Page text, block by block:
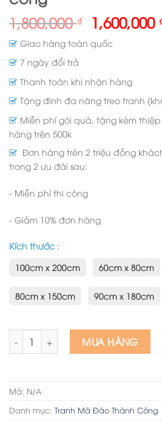
1,800,000₫ 1,600,000
Giao hàng toàn quốc
7 ngày đổi trả
Thanh toán khi nhận hàng
Tặng đinh đa năng treo tranh
Miễn phí gói quà, tặng kèm
hàng trên 500k
Đơn hàng trên 2 triệu đồng
trong 2 ưu đãi sau:
- Miễn phí thi công
- Giảm 10% đơn hàng
Kích thước :
100cm x 200cm
60cm x 80cm
80cm x 150cm 90cm x 180cm
Tranh mã đáo thành công đẹp
MUA HÀNG
Mã: N/A
Danh mục: Tranh Mã Đáo Thành Công